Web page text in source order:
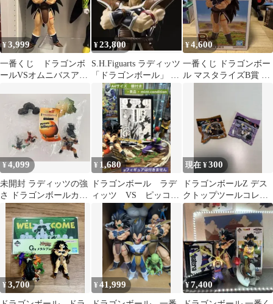
¥3,999
一番くじ ドラゴンボ
ールVSオムニバスアメ
¥23,800
S.H.Figuarts ラディッツ
「ドラゴンボール」 魂
ウェブ商店限定
¥4,600
一番くじ ドラゴンボー
ル マスタライズB賞 ラ
¥4,099
未開封 ラディッツの強
さ ドラゴンボールカプ
セル 宇宙一の強戦士 孫
悟空ピッコロ
¥ 1,680
ドラゴンボール ラデ
ィッツ VS ピッコ
ロ 魔貫光殺砲 イラ
スト A4
現在 ¥300
ドラゴンボールZ デス
クトップツールコレク
ション ギニュー とラデ
ィッツ
¥3,700 ¥41,999 ¥7,400